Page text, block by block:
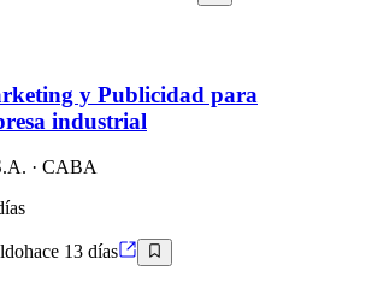
y Publicidad para
industrial
· CABA
hace 13 días